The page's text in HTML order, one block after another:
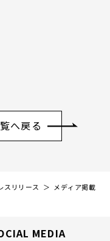
へ戻る
スリリース
メディア掲載
MEDIA